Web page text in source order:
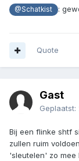
@Schatkist :
Quote
Gast
Geplaatst:
Bij een flinke shtf
zullen ruim
'sleutelen' zo mee